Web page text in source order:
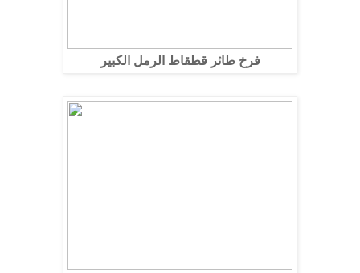
فرخ طائر قطقاط الرمل الكبير